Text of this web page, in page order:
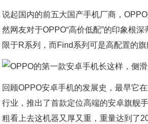
说起国内的前五大国产手机厂商，
然网友对于OPPO“高价低配”的印象根
限于R系列，而Find系列可是高配置的旗
回顾OPPO安卓手机的发展史，最早它
行业，推出了首款定位高端的安卓旗舰
粗看上去这机器又厚又重，重量达到了